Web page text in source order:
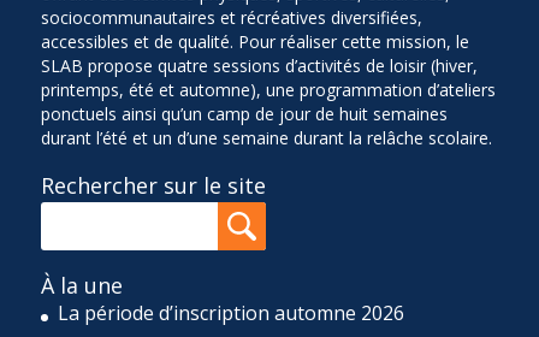
sociocommunautaires et récréatives diversifiées,
accessibles et de qualité. Pour réaliser cette mission, le
SLAB propose quatre sessions d’activités de loisir (hiver,
printemps, été et automne), une programmation d’ateliers
ponctuels ainsi qu’un camp de jour de huit semaines
durant l’été et un d’une semaine durant la relâche scolaire.
Rechercher sur le site
À la une
La période d’inscription automne 2026